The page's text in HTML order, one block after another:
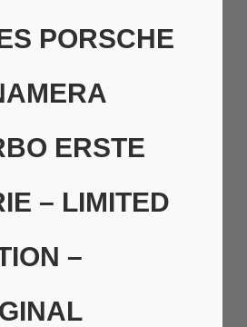
PORSCHE
ERSTE
– LIMITED
–